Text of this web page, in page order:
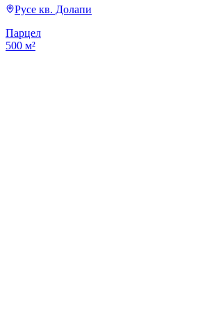
Русе кв. Долапи
Парцел
500 м²